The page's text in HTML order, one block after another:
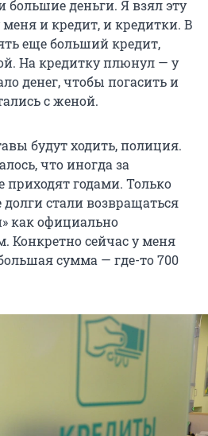
деньги. Я взял эту
меня и кредит, и кредитки. В
еще больший кредит,
На кредитку плюнул — у
денег, чтобы погасить и
с женой.
будут ходить, полиция.
что иногда за
годами. Только
стали возвращаться
как официально
Конкретно сейчас у меня
сумма — где-то 700